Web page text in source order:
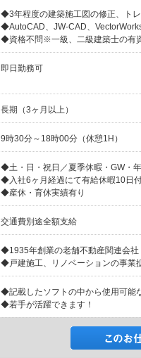
◆3年程度の建築施工図の修正、ト
◆AutoCAD、JW-CAD、
◆資格不問※一級、二級建築士の有
即日勤務可
長期（3ヶ月以上）
9時30分～18時00分（休憩1H）
◆土・日・祝日／夏季休暇・GW・
◆入社6ヶ月経過にて有給休暇10日
◆産休・育休実績有り
交通費別途全額支給
◆1935年創業の老舗不動産関連会社
◆戸建施工、リノベーションの事業
◆記載したソフトの中から使用可能
◆若手が活躍できます！